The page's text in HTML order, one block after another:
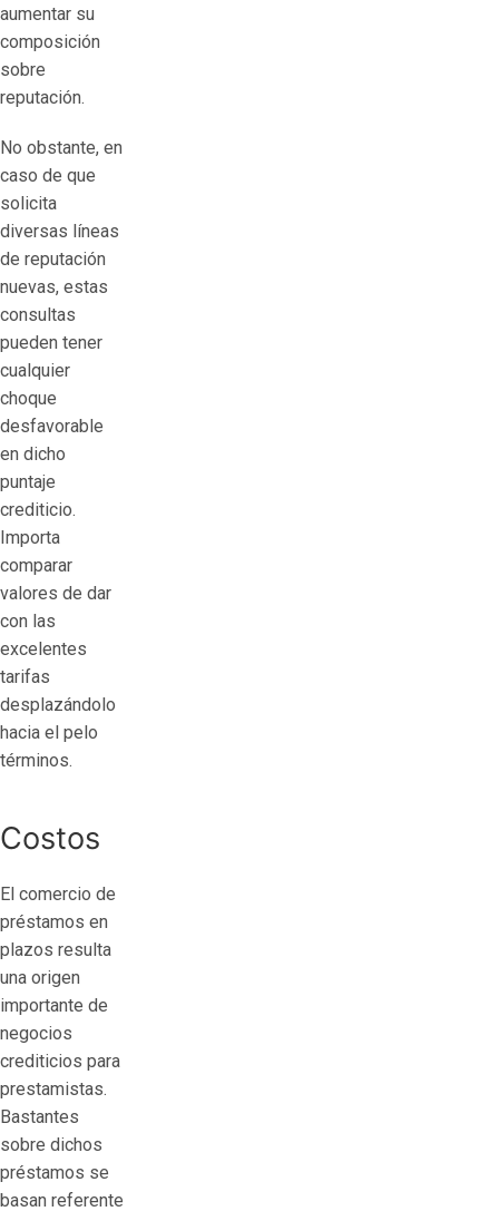
aumentar su
composición
sobre
reputación.
No obstante, en
caso de que
solicita
diversas líneas
de reputación
nuevas, estas
consultas
pueden tener
cualquier
choque
desfavorable
en dicho
puntaje
crediticio.
Importa
comparar
valores de dar
con las
excelentes
tarifas
desplazándolo
hacia el pelo
términos.
Costos
El comercio de
préstamos en
plazos resulta
una origen
importante de
negocios
crediticios para
prestamistas.
Bastantes
sobre dichos
préstamos se
basan referente